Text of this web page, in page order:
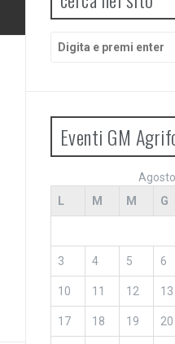
Cerca:
Eventi GM
L
M M G
3 4 5 6
10 11 12 13
17 18 19 20